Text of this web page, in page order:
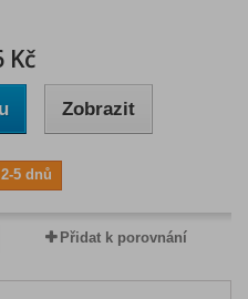
Kč
Zobrazit
5 dnů
Přidat k porovnání